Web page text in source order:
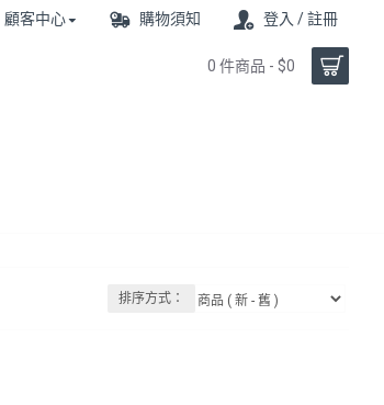
顧客中心 購物須知 登入 / 註冊
0 件商品 - $0
排序方式：